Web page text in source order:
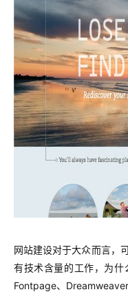
网站建设对于大众而言，
有技术含量的工作，为
Fontpage、